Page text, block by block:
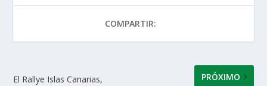
A
p
o
k
dI
n
ar
r
COMPARTIR:
El Rallye Islas Canarias,
PRÓXIMO